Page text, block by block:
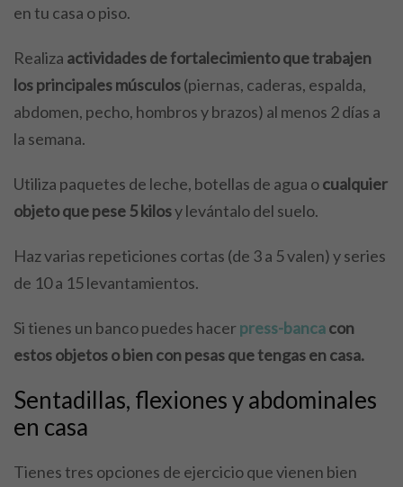
en tu casa o piso.
Realiza actividades de fortalecimiento que trabajen
los principales músculos(piernas, caderas, espalda,
abdomen, pecho, hombros y brazos) al menos 2 días a
la semana.
Utiliza paquetes de leche, botellas de agua ocualquier
objeto que pese 5 kilosy levántalo del suelo.
Haz varias repeticiones cortas (de 3 a 5 valen) y series
de 10 a 15 levantamientos.
Si tienes un banco puedes hacerpress-bancacon
estos objetos o bien con pesas que tengas en casa.
Sentadillas, flexiones y abdominales
en casa
Tienes tres opciones de ejercicio que vienen bien